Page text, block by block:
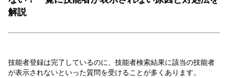
解説
技能者登録は完了しているのに、技能者検索結果に該当の技能者
が表示されないといった質問を受けることが多くあります。